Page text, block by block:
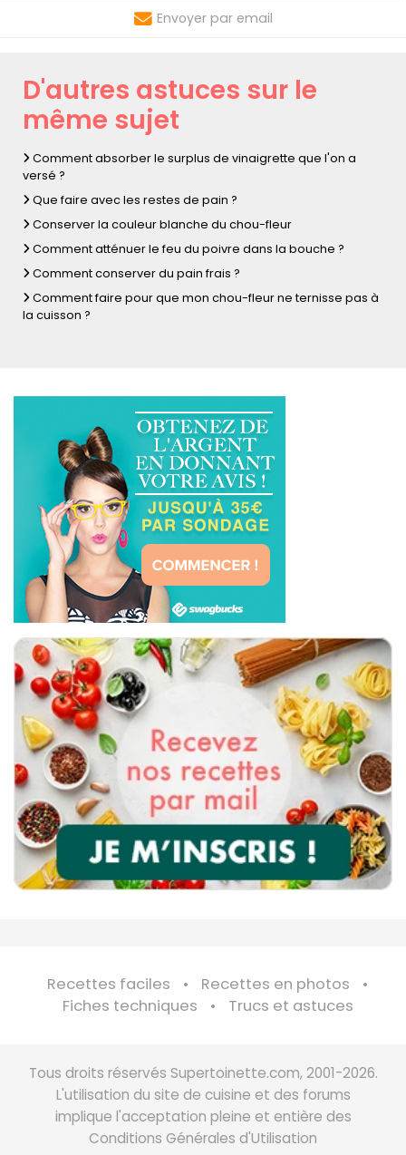
Envoyer par email
D'autres astuces sur le
même sujet
Comment absorber le surplus de vinaigrette que l'on a
versé ?
Que faire avec les restes de pain ?
Conserver la couleur blanche du chou-fleur
Comment atténuer le feu du poivre dans la bouche ?
Comment conserver du pain frais ?
Comment faire pour que mon chou-fleur ne ternisse pas à
la cuisson ?
Recettes faciles
Recettes en photos
Fiches techniques
Trucs et astuces
Tous droits réservés Supertoinette.com, 2001-2026.
L'utilisation du site de cuisine et des forums
implique l'acceptation pleine et entière des
Conditions Générales d'Utilisation